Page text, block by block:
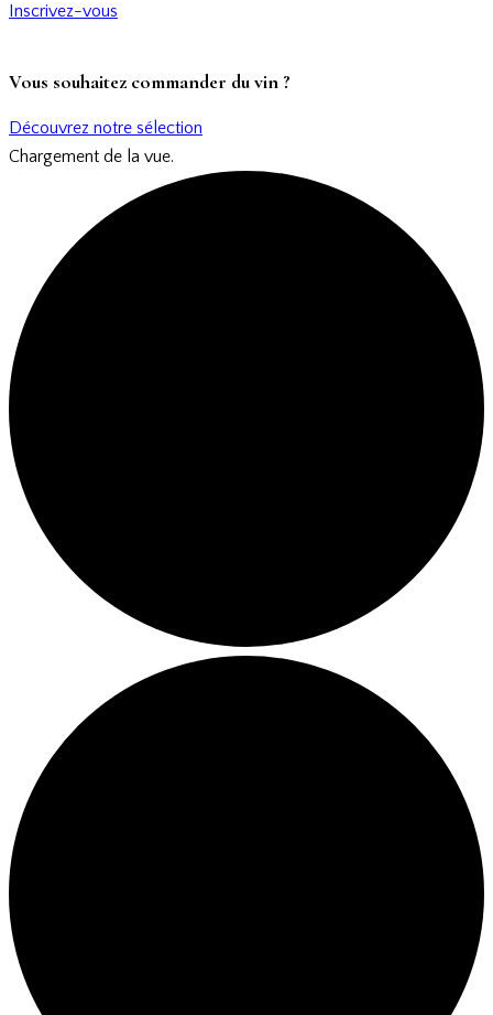
Inscrivez-vous
Vous souhaitez commander du vin ?
Découvrez notre sélection
Chargement de la vue.